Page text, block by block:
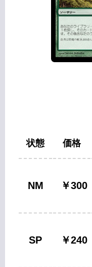
状態 価格
NM ￥300
SP ￥240